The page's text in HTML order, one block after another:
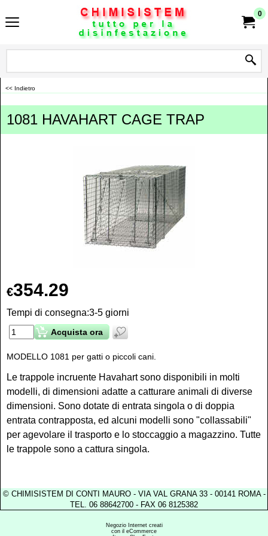
0
<< Indietro
1081 HAVAHART CAGE TRAP
€354.29
Tempi di consegna:3-5 giorni
Acquista ora
MODELLO 1081 per gatti o piccoli cani.
Le trappole incruente Havahart sono disponibili in molti
modelli, di dimensioni adatte a catturare animali di diverse
dimensioni. Sono dotate di entrata singola o di doppia
entrata contrapposta, ed alcuni modelli sono "collassabili"
per agevolare il trasporto e lo stoccaggio a magazzino. Tutte
le trappole sono a cattura singola.
© CHIMISISTEM DI CONTI MAURO - VIA VAL GRANA 33 - 00141 ROMA -
TEL. 06 88642700 - FAX 06 8125382
Negozio Internet creati
con il eCommerce